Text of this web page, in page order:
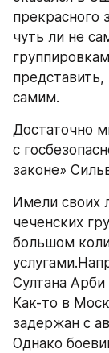
прекрасного
чуть ли не
самим.
Достаточно
с
законе»
Имели своих
чеченских
большом
Султана Арби
Как-то в
задержан с
Однако